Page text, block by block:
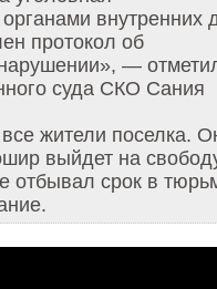
внутренних
протокол об
—
суда СКО Сания
жители поселка.
выйдет на
отбывал срок в